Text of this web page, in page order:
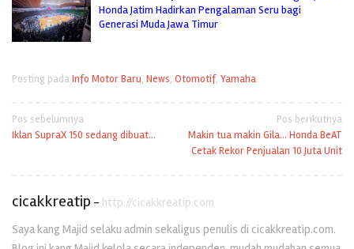
Honda Jatim Hadirkan Pengalaman Seru bagi
Generasi Muda Jawa Timur
Posting padaInfo Motor Baru, News, Otomotif, Yamaha
Navigasi
pos
Pos sebelumnya
Iklan SupraX 150 sedang dibuat…
Pos berikutnya
Makin tua makin Gila… Honda BeAT
Cetak Rekor Penjualan 10 Juta Unit
cicakkreatip - http://cicakkreatip.com
Saya kang Majid selaku admin sekaligus penulis di cicakkreatip.com.